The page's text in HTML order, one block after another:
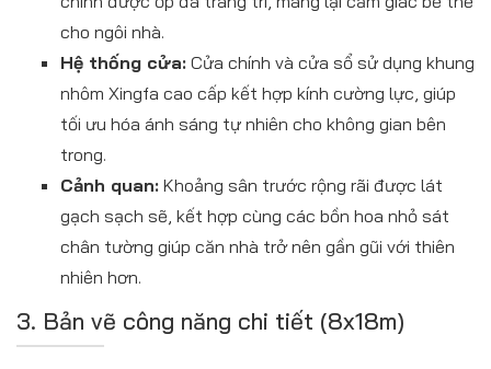
cho ngôi nhà.
Hệ thống cửa: Cửa chính và cửa sổ sử dụng khung
nhôm Xingfa cao cấp kết hợp kính cường lực, giúp
tối ưu hóa ánh sáng tự nhiên cho không gian bên
trong.
Cảnh quan: Khoảng sân trước rộng rãi được lát
gạch sạch sẽ, kết hợp cùng các bồn hoa nhỏ sát
chân tường giúp căn nhà trở nên gần gũi với thiên
nhiên hơn.
3. Bản vẽ công năng chi tiết (8x18m)